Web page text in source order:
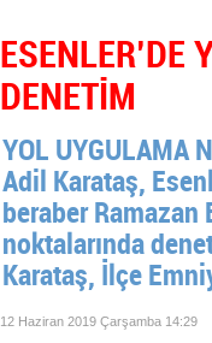
DENETİM
YOL UYGULAMA
Adil Karataş,
beraber
noktalarında
Karataş, İlçe
12 Haziran 2019 Çarşamba 14:29